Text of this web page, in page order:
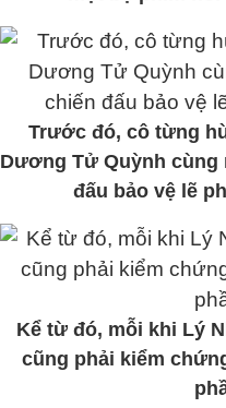
Trước đó, cô từng
Dương Tử Quỳnh cùng
đấu bảo vệ lẽ
Kể từ đó, mỗi khi Lý
cũng phải kiểm